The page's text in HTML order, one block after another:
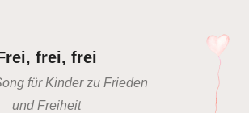
frei, frei
für Kinder zu Frieden
und Freiheit